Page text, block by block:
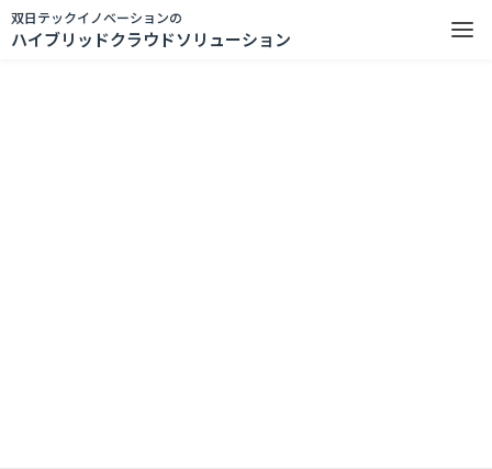
双日テックイノベーションの
ハイブリッドクラウドソリューション